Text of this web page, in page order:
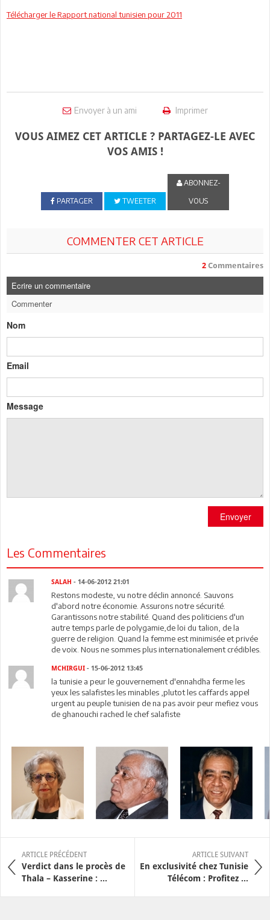
Télécharger le Rapport national tunisien pour 2011
Envoyer à un ami Imprimer
VOUS AIMEZ CET ARTICLE ? PARTAGEZ-LE AVEC
VOS AMIS !
PARTAGER TWEETER
ABONNEZ-
VOUS
COMMENTER CET ARTICLE
2 Commentaires
Ecrire un commentaire
Commenter
Nom
Email
Message
Envoyer
Les Commentaires
SALAH - 14-06-2012 21:01
Restons modeste, vu notre déclin annoncé. Sauvons
d'abord notre économie. Assurons notre sécurité.
Garantissons notre stabilité. Quand des politiciens d'un
autre temps parle de polygamie,de loi du talion, de la
guerre de religion. Quand la femme est minimisée et privée
de voix. Nous ne sommes plus internationalement crédibles.
MCHIRGUI - 15-06-2012 13:45
la tunisie a peur le gouvernement d'ennahdha ferme les
yeux les salafistes les minables ,plutot les caffards appel
urgent au peuple tunisien de na pas avoir peur mefiez vous
de ghanouchi rached le chef salafiste
ARTICLE PRÉCÉDENT
Verdict dans le procès de
Thala – Kasserine : ...
ARTICLE SUIVANT
En exclusivité chez Tunisie
Télécom : Profitez ...